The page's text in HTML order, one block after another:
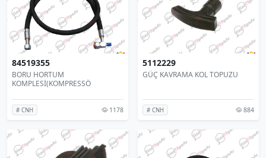
84519355
BORU HORTUM
KOMPLESİ(KOMPRESSÖ
# CNH 1178
5112229
GÜÇ KAVRAMA KOL TOPUZU
# CNH 884